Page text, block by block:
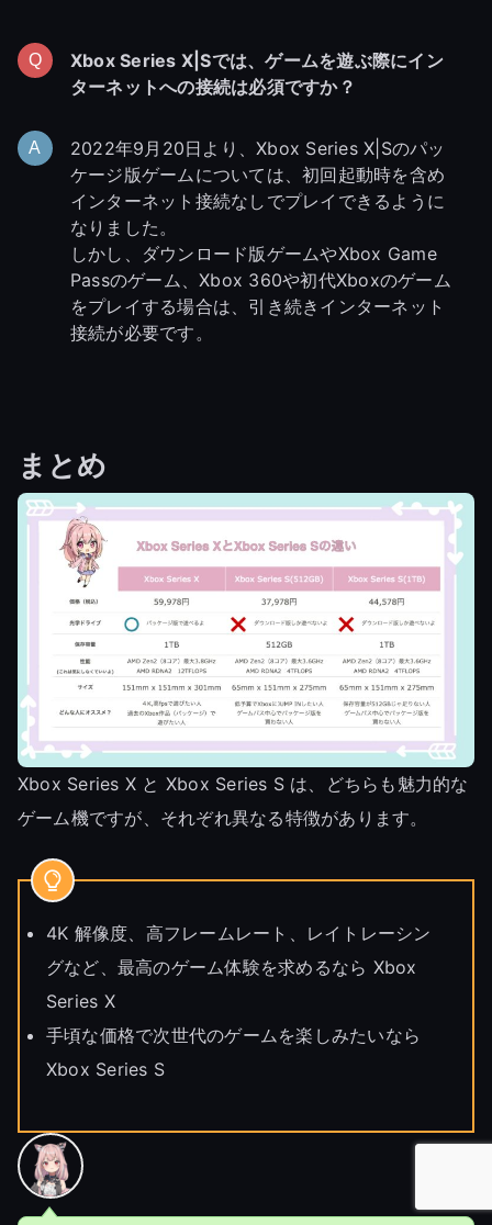
Xbox Series X|Sでは、ゲームを遊ぶ際にイン
ターネットへの接続は必須ですか？
2022年9月20日より、Xbox Series X|Sのパッ
ケージ版ゲームについては、初回起動時を含め
インターネット接続なしでプレイできるように
なりました。
しかし、ダウンロード版ゲームやXbox Game
Passのゲーム、Xbox 360や初代Xboxのゲーム
をプレイする場合は、引き続きインターネット
接続が必要です。
まとめ
Xbox Series X と Xbox Series S は、どちらも魅力的な
ゲーム機ですが、それぞれ異なる特徴があります。
4K 解像度、高フレームレート、レイトレーシン
グなど、最高のゲーム体験を求めるなら Xbox
Series X
手頃な価格で次世代のゲームを楽しみたいなら
Xbox Series S